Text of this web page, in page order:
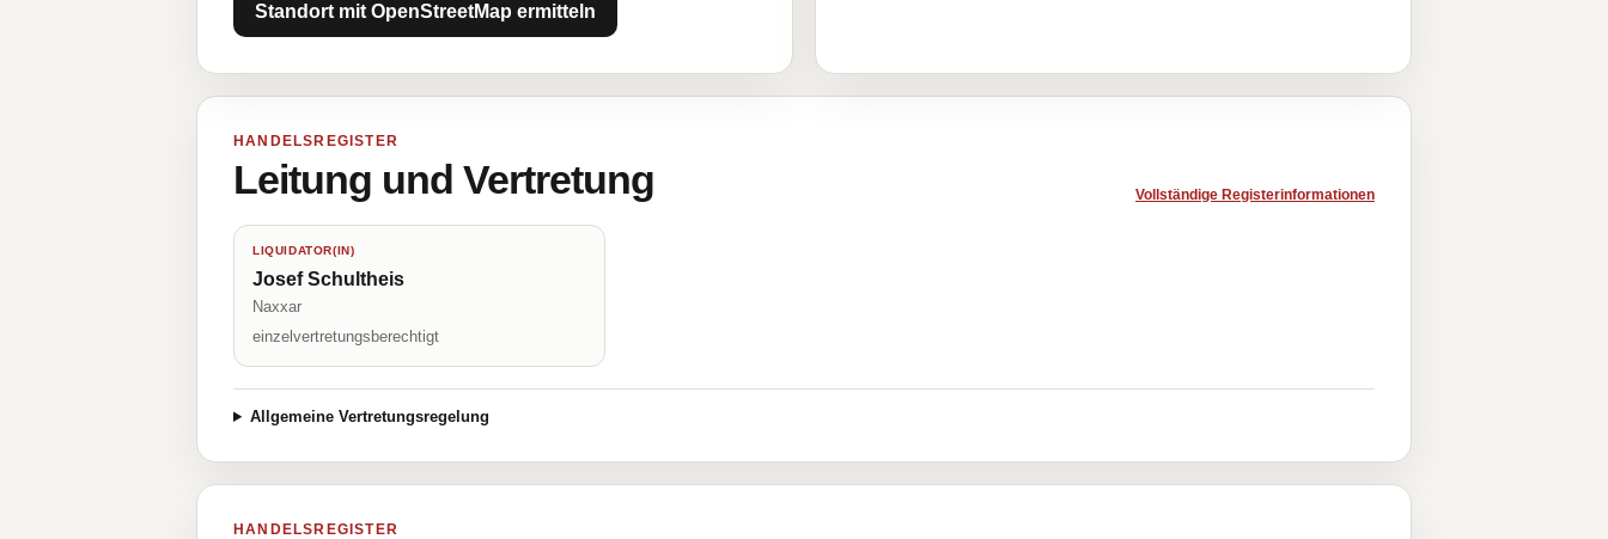
Standort mit OpenStreetMap ermitteln
HANDELSREGISTER
Leitung und Vertretung Vollständige Registerinformationen
LIQUIDATOR(IN)
Josef Schultheis
Naxxar
einzelvertretungsberechtigt
Allgemeine Vertretungsregelung
HANDELSREGISTER